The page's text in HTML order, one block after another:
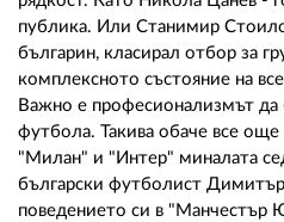
публика. Или Станимир
българин, класирал отбор за
комплексното състояние на
Важно е професионализмът да
футбола. Такива обаче все
"Милан" и "Интер" миналата
български футболист Димитър
поведението си в "Манчестър